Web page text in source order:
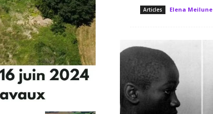
Articles Elena Meilune